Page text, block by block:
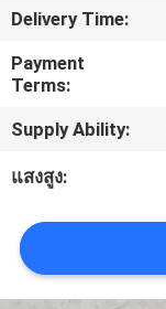
ทัวร์
โรงงาน
ติดต่อ
Delivery Time:
Payment
Terms:
Supply Ability:
แสงสูง: